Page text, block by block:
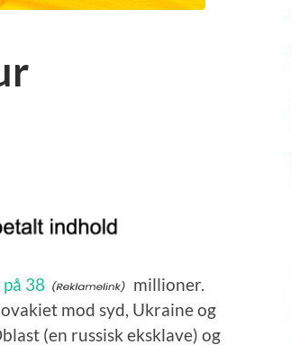
38
millioner.
mod syd, Ukraine og
(en russisk eksklave) og